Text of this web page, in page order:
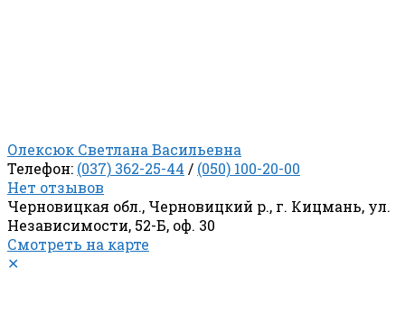
Олексюк Светлана Васильевна
Телефон: (037) 362-25-44 / (050) 100-20-00
Нет отзывов
Черновицкая обл., Черновицкий р., г. Кицмань, ул.
Независимости, 52-Б, оф. 30
Смотреть на карте
✕